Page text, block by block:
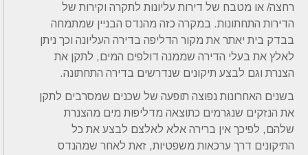
רחצה/ או מטבח של דירות עליונות לתקרה וקירות של
הדירות התחתונות. במקרה כזה מהנדס הבניין שמתמחה
בבדק בית יאתר את מקור הדליפה בדירה העליונה וכך ניתן
לאלץ את בעלי הדירה שממנה דולפים המים, לתקן את
הצנרת וגם לבצע תיקונים שנדרשים בדירה התחתונה.
בשנים האחרונות נפוצה תופעה של שכנים שמסרבים לתקן
את הנזקים שנגרמים כתוצאה מדליפות מים מהצנרת
שלהם, לפיכך אין ברירה אלא לאלצם לבצע את כל
התיקונים דרך ערכאות משפטיות, זאת לאחר שמהנדס